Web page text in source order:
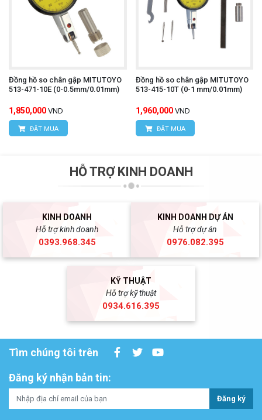
Đồng hồ so chân gập MITUTOYO
513-471-10E (0-0.5mm/0.01mm)
1,850,000 VND
ĐẶT MUA
Đồng hồ so chân gập MITUTOYO
513-415-10T (0-1 mm/0.01mm)
1,960,000 VND
ĐẶT MUA
HỖ TRỢ KINH DOANH
KINH DOANH
Hỗ trợ kinh doanh
0393.968.345
KINH DOANH DỰ ÁN
Hỗ trợ dự án
0976.082.395
KỸ THUẬT
Hỗ trợ kỹ thuật
0934.616.395
Tìm chúng tôi trên
Đăng ký nhận bản tin:
Đăng ký